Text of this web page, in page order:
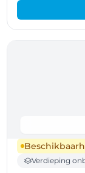
Verdieping